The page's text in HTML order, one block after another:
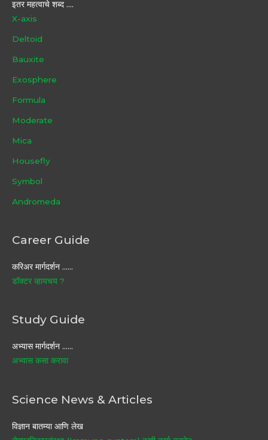
इतर महत्वाचे शब्द ....
X-axis
Deltoid
Bauxite
Exosphere
Formula
Moderate
Mica
Housefly
Symbol
Andromeda
Career Guide
करिअर मार्गदर्शन ……
डॉक्टर व्हायचय ?
Study Guide
अभ्यास मार्गदर्शन ……
अभ्यास कसा करावा
Science News & Articles
विज्ञान बातम्या आणि लेख